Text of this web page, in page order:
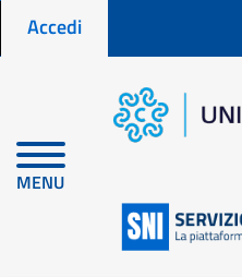
Menu profilo utente
Accedi
MENU
Home